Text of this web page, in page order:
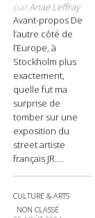
parAnaë Leffray
Avant-propos De
l’autre côté de
l’Europe, à
Stockholm plus
exactement,
quelle fut ma
surprise de
tomber sur une
exposition du
street artiste
français JR....
CULTURE & ARTS
NON CLASSÉ